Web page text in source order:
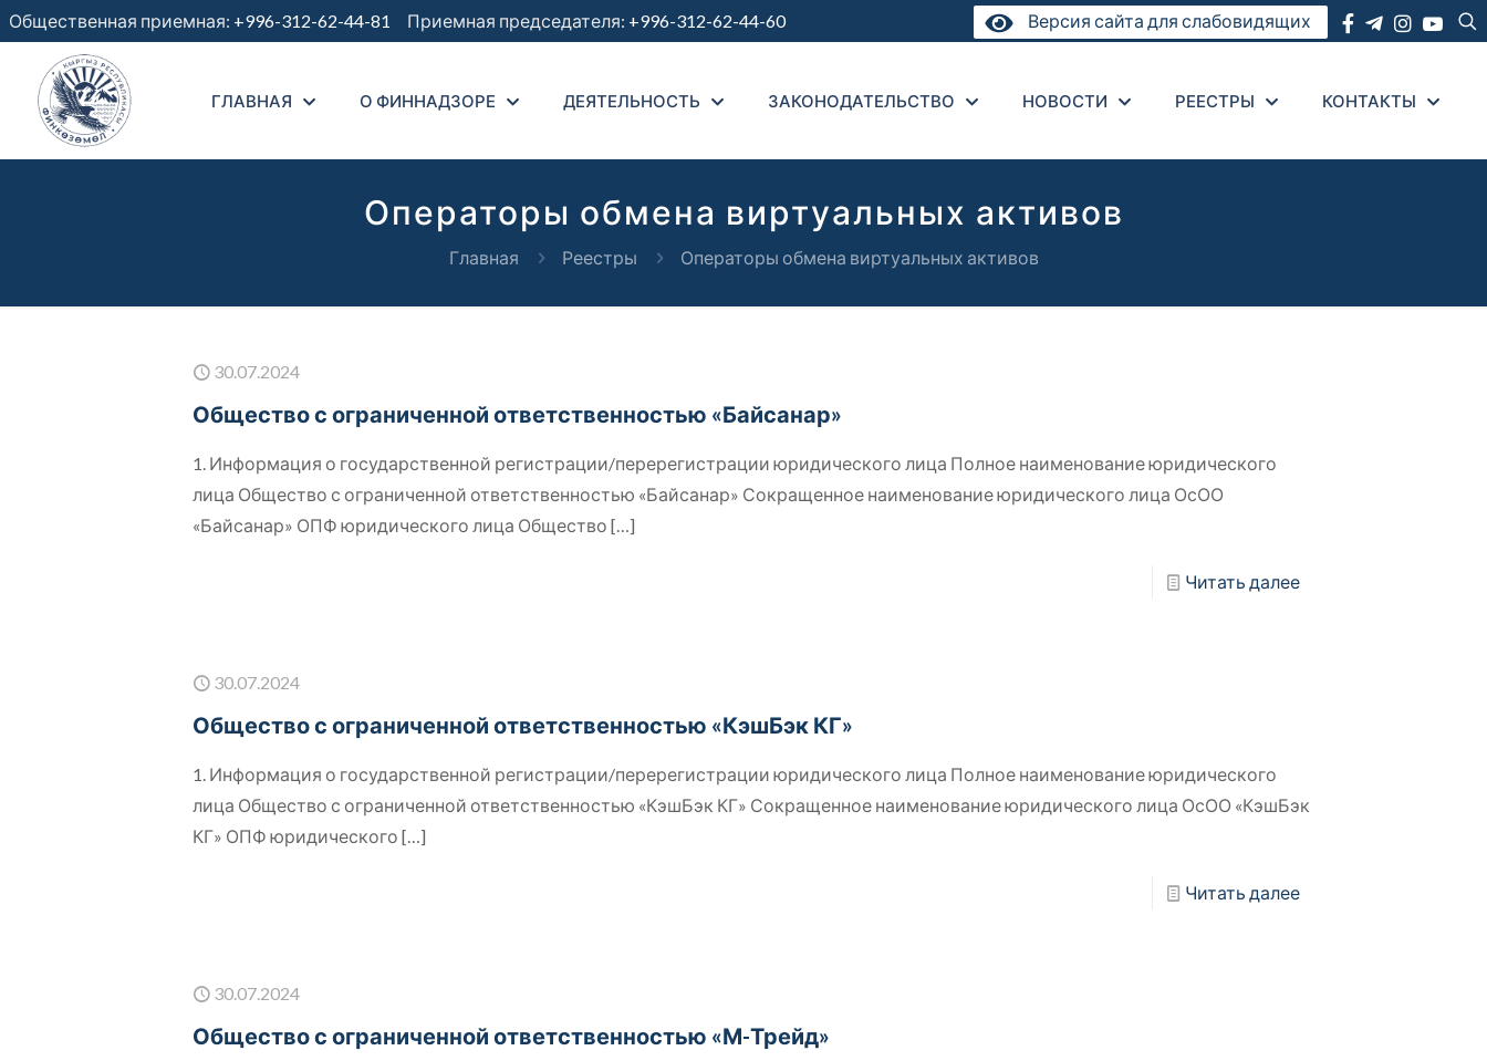
Общественная приемная: +996-312-62-44-81 Приемная председателя: +996-312-62-44-60 Версия сайта для слабовидящих
ГЛАВНАЯ О ФИННАДЗОРЕ ДЕЯТЕЛЬНОСТЬ ЗАКОНОДАТЕЛЬСТВО НОВОСТИ РЕЕСТРЫ КОНТАКТЫ
Операторы обмена виртуальных активов
Главная Реестры Операторы обмена виртуальных активов
30.07.2024
Общество с ограниченной ответственностью «Байсанар»
1. Информация о государственной регистрации/перерегистрации юридического лица Полное наименование юридического
лица Общество с ограниченной ответственностью «Байсанар» Сокращенное наименование юридического лица ОсОО
«Байсанар» ОПФ юридического лица Общество […]
Читать далее
30.07.2024
Общество с ограниченной ответственностью «КэшБэк КГ»
1. Информация о государственной регистрации/перерегистрации юридического лица Полное наименование юридического
лица Общество с ограниченной ответственностью «КэшБэк КГ» Сокращенное наименование юридического лица ОсОО «КэшБэк
КГ» ОПФ юридического […]
Читать далее
30.07.2024
Общество с ограниченной ответственностью «М-Трейд»